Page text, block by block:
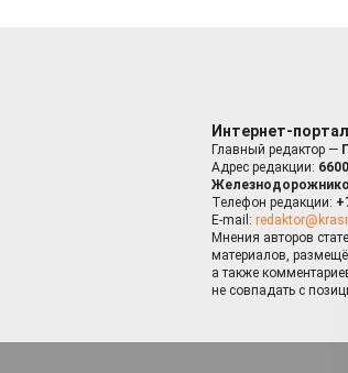
Интернет-
Главный редактор —
Адрес редакции:
Телефон редакции:
E-mail:
Мнения авторов
материалов,
а также
не совпадать с